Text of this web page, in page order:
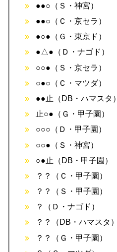
●●○（Ｓ・神宮）
●●○（Ｃ・京セラ）
●○●（Ｇ・東京ド）
●△●（Ｄ・ナゴド）
○○●（Ｓ・京セラ）
○●○（Ｃ・マツダ）
●●止（DB・ハマスタ）
止○●（Ｇ・甲子園）
○○○（Ｄ・甲子園）
○○●（Ｓ・神宮）
○●止（DB・甲子園）
？？（Ｃ・甲子園）
？？（Ｓ・甲子園）
？（Ｄ・ナゴド）
？？（DB・ハマスタ）
？？（Ｇ・甲子園）